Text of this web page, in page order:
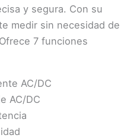
y segura. Con su
medir sin necesidad de
7 funciones
AC/DC
AC/DC